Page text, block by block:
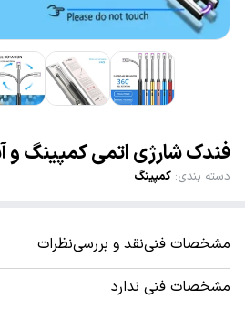
فندک شارژی اتمی کمپینگ و
دسته بندی: کمپینگ
مشخصات فنینقد و بررسینظرات
مشخصات فنی ندارد